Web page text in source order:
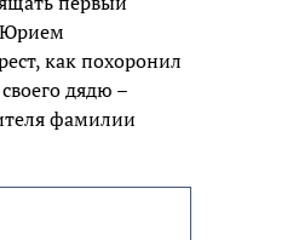
Юрием
как похоронил
дядю –
фамилии